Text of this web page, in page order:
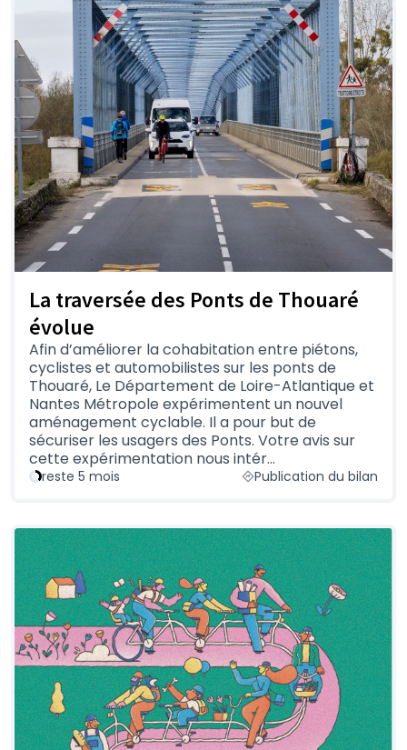
La traversée des Ponts de Thouaré
évolue
Afin d’améliorer la cohabitation entre piétons,
cyclistes et automobilistes sur les ponts de
Thouaré, Le Département de Loire-Atlantique et
Nantes Métropole expérimentent un nouvel
aménagement cyclable. Il a pour but de
sécuriser les usagers des Ponts. Votre avis sur
cette expérimentation nous intér…
reste 5 mois Publication du bilan